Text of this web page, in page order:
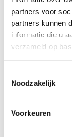
partners voor
partners kunnen
informatie die u
verzameld op
Noodzakelijk
Voorkeuren
(Fotograaf